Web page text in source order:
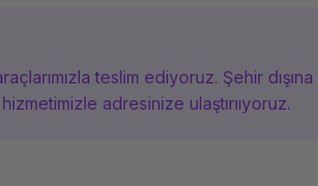
teslim ediyoruz. Şehir dışına
adresinize ulaştırııyoruz.